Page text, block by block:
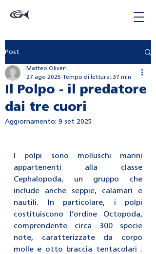
Post
Il Polpo - il predatore
dai tre cuori
Matteo Oliveri
27 ago 2025 Tempo di lettura: 37 min
Aggiornamento: 9 set 2025
I polpi sono molluschi marini
appartenenti alla classe
Cephalopoda, un gruppo che
include anche seppie, calamari e
nautili. In particolare, i polpi
costituiscono l’ordine Octopoda,
comprendente circa 300 specie
note, caratterizzate da corpo
molle e otto braccia tentacolari .